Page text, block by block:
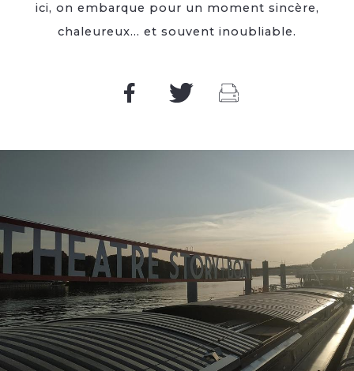
ici, on embarque pour un moment sincère,
chaleureux… et souvent inoubliable.